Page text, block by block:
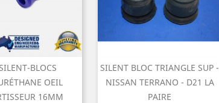
BLOCS
OEIL
16MM
rapide
SILENT BLOC TRIANGLE SUP -
NISSAN TERRANO - D21 LA
PAIRE
Aperçu rapide